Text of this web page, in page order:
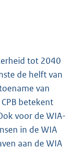
tot 2040
de helft van
van
betekent
voor de WIA-
in de WIA
aan de WIA